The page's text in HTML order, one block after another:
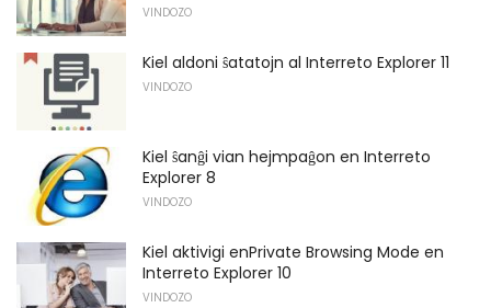
VINDOZO
Kiel aldoni ŝatatojn al Interreto Explorer 11
VINDOZO
Kiel ŝanĝi vian hejmpaĝon en Interreto
Explorer 8
VINDOZO
Kiel aktivigi enPrivate Browsing Mode en
Interreto Explorer 10
VINDOZO